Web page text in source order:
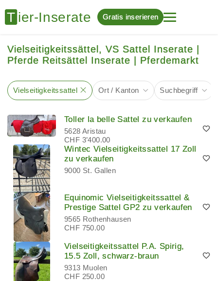
Gratis inserieren
Vielseitigkeitssättel, VS Sattel Inserate |
Pferde Reitsättel Inserate | Pferdemarkt
Vielseitigkeitssattel Ort / Kanton Suchbegriff
Toller la belle Sattel zu verkaufen
5628 Aristau
CHF 3’400.00
Wintec Vielseitigkeitssattel 17 Zoll
zu verkaufen
9000 St. Gallen
Equinomic Vielseitigkeitssattel &
Prestige Sattel GP2 zu verkaufen
9565 Rothenhausen
CHF 750.00
Vielseitigkeitssattel P.A. Spirig,
15.5 Zoll, schwarz-braun
9313 Muolen
CHF 250.00